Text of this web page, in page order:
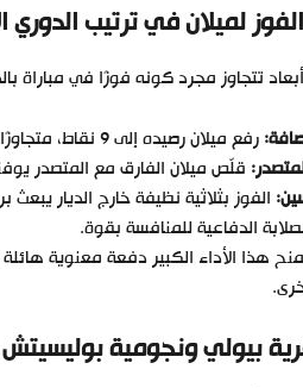
لميلان في ترتيب الدوري
أبعاد تتجاوز مجرد كونه فوزًا في مباراة
رفع ميلان رصيده إلى 9 نقاط، متجاوزًا عدة فرق ليحتل المركز الثاني في جدول الترتيب بشكل مؤقت.
قلّص ميلان الفارق مع المتصدر يوفنتوس (10 نقاط) إلى نقطة واحدة فقط، مشعلًا
الفوز بثلاثية نظيفة خارج الديار
الدفاعية للمنافسة بقوة.
هذا الأداء الكبير دفعة معنوية
بيولي ونجومية بوليسيتش